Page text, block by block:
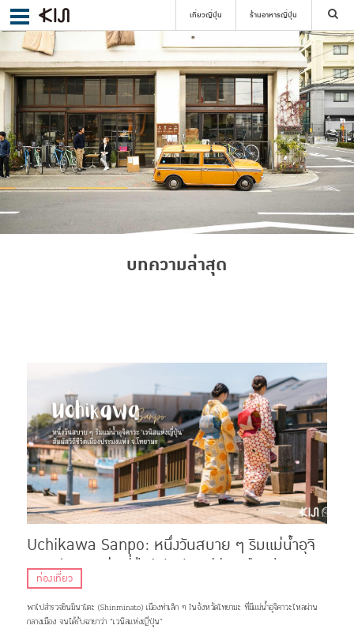
เที่ยวญี่ปุ่น ร้านอาหารญี่ปุ่น
ค้นหา
เลือกย่าน
บทความล่าสุด
Uchikawa Sanpo: หนึ่งวันสบาย ๆ ริมแม่น้ำอุจิ
คาวะ ‘เวนิสแห่งญี่ปุ่น’ สัมผัสวิถีชีวิตเมืองประมง
แห่ง จ.โทยามะ
ท่องเที่ยว
พาไปสำรวจชินมินาโตะ (Shinminato) เมืองท่าเล็ก ๆ ในจังหวัดโทยามะ ที่มีแม่น้ำอุจิคาวะไหลผ่าน
กลางเมือง จนได้รับฉายาว่า “เวนิสแห่งญี่ปุ่น”